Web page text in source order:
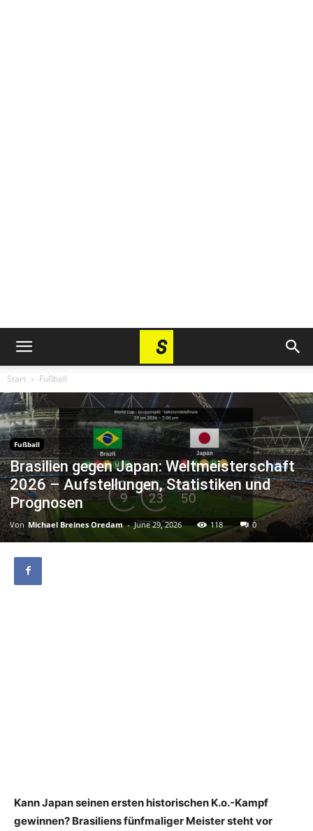
Start Fußball
Fußball
Brasilien gegen Japan: Weltmeisterschaft
2026 – Aufstellungen, Statistiken und
Prognosen
Von Michael Breines Oredam - June 29, 2026 118 0
Kann Japan seinen ersten historischen K.o.-Kampf
gewinnen? Brasiliens fünfmaliger Meister steht vor